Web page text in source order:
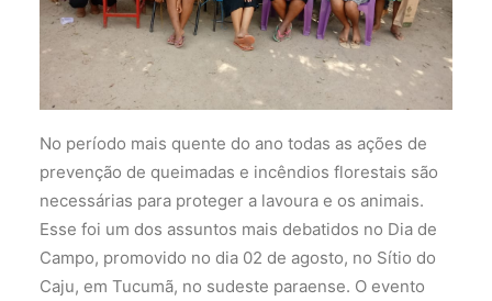
No período mais quente do ano todas as ações de
prevenção de queimadas e incêndios florestais são
necessárias para proteger a lavoura e os animais.
Esse foi um dos assuntos mais debatidos no Dia de
Campo, promovido no dia 02 de agosto, no Sítio do
Caju, em Tucumã, no sudeste paraense. O evento